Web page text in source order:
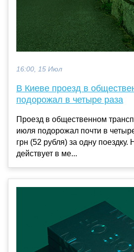
16:00, 15 Июл
В Киеве проезд в
подорожал в четыре раза
Проезд в общественном
июля подорожал почти в
грн (52 рубля) за одну
действует в ме...